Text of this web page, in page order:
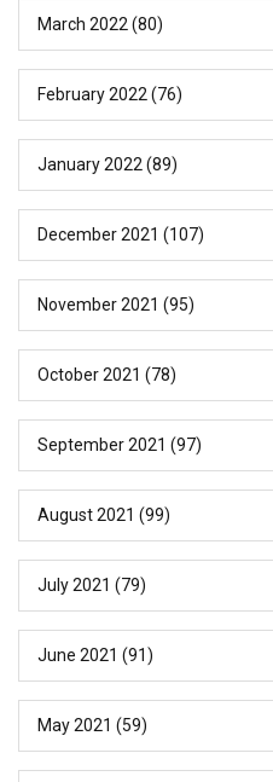
March 2022 (80)
February 2022 (76)
January 2022 (89)
December 2021 (107)
November 2021 (95)
October 2021 (78)
September 2021 (97)
August 2021 (99)
July 2021 (79)
June 2021 (91)
May 2021 (59)